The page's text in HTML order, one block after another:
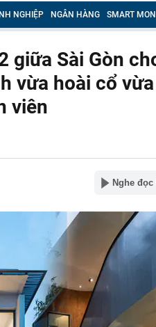
siêu thị khiến bạn mua nhiều hơn
nhiều người thích trồng hoa giấy
điện thoại Samsung "ít được quảng
Việt lúc này
hiện số vàng trị giá hơn 262 tỷ đồng
7/8 - Kết quả xổ số miền Nam hôm
lọc máu, vợ con cũng nhiễm bệnh
tôi mới nhận ra: Càng tiết kiệm
tăng cao, doanh nghiệp gửi nhà
phí cao tốc Bắc - Nam đạt hơn 1.300 tỷ
án chung thân thầy bói Phan Thị Thu
gì trong tiết Lập thu 2026?
quen nấu cơm cần bỏ ngay
chủ shop gặp khó khăn gì khi bán
NGHIỆP NGÂN HÀNG SMART
giữa Sài Gòn
vừa hoài cổ
viên
Nghe đọc